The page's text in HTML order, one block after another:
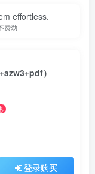
effortless.
费劲
）
登录购买